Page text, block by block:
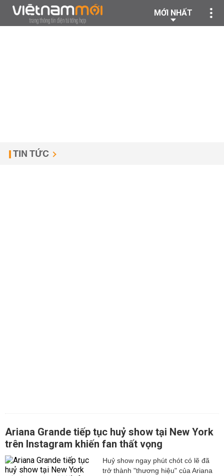
MỚI NHẤT
TIN TỨC
Ariana Grande tiếp tục huỷ show tại New York
trên Instagram khiến fan thất vọng
Huỷ show ngay phút chót có lẽ đã
trở thành "thương hiệu" của Ariana